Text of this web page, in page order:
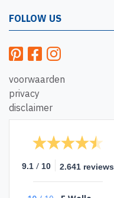
FOLLOW US
voorwaarden
privacy
disclaimer
9.1 / 10 2.641 reviews